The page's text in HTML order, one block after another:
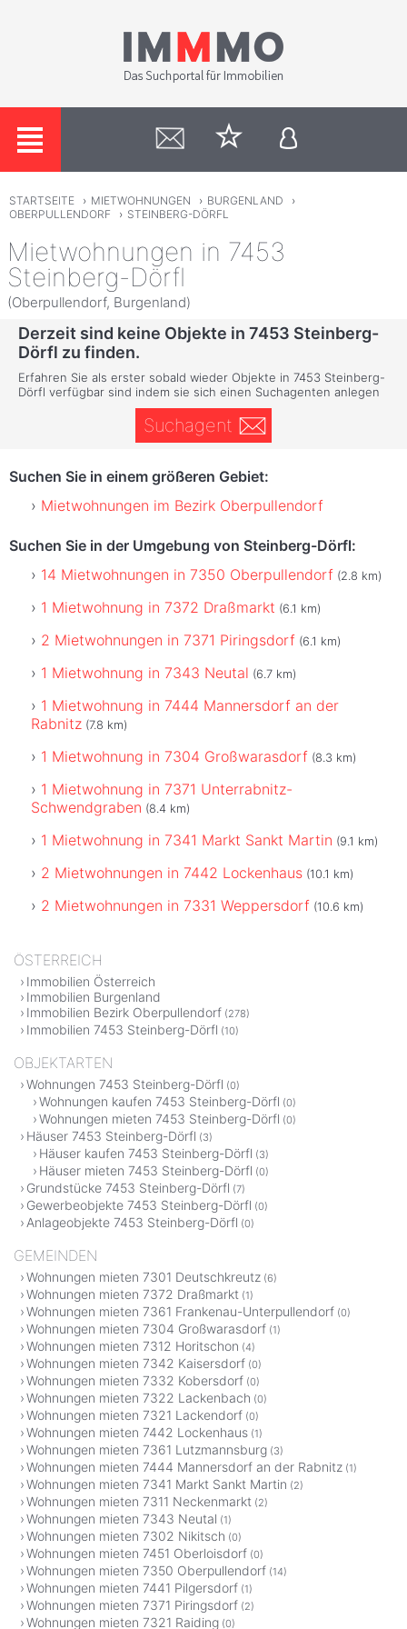
STARTSEITE › MIETWOHNUNGEN › BURGENLAND
›
OBERPULLENDORF
› STEINBERG-DÖRFL
Mietwohnungen in 7453
Steinberg-Dörfl
(Oberpullendorf, Burgenland)
Derzeit sind keine Objekte in 7453 Steinberg-
Dörfl zu finden.
Erfahren Sie als erster sobald wieder Objekte in 7453 Steinberg-
Dörfl verfügbar sind indem sie sich einen Suchagenten anlegen
Suchagent
Suchen Sie in einem größeren Gebiet:
Mietwohnungen im Bezirk Oberpullendorf
Suchen Sie in der Umgebung von Steinberg-Dörfl:
14 Mietwohnungen in 7350 Oberpullendorf (2.8 km)
1 Mietwohnung in 7372 Draßmarkt (6.1 km)
2 Mietwohnungen in 7371 Piringsdorf (6.1 km)
1 Mietwohnung in 7343 Neutal (6.7 km)
1 Mietwohnung in 7444 Mannersdorf an der
Rabnitz (7.8 km)
1 Mietwohnung in 7304 Großwarasdorf (8.3 km)
1 Mietwohnung in 7371 Unterrabnitz-
Schwendgraben (8.4 km)
1 Mietwohnung in 7341 Markt Sankt Martin (9.1 km)
2 Mietwohnungen in 7442 Lockenhaus (10.1 km)
2 Mietwohnungen in 7331 Weppersdorf (10.6 km)
ÖSTERREICH
Immobilien Österreich
Immobilien Burgenland
Immobilien Bezirk Oberpullendorf (278)
Immobilien 7453 Steinberg-Dörfl (10)
OBJEKTARTEN
Wohnungen 7453 Steinberg-Dörfl (0)
Wohnungen kaufen 7453 Steinberg-Dörfl (0)
Wohnungen mieten 7453 Steinberg-Dörfl (0)
Häuser 7453 Steinberg-Dörfl (3)
Häuser kaufen 7453 Steinberg-Dörfl (3)
Häuser mieten 7453 Steinberg-Dörfl (0)
Grundstücke 7453 Steinberg-Dörfl (7)
Gewerbeobjekte 7453 Steinberg-Dörfl (0)
Anlageobjekte 7453 Steinberg-Dörfl (0)
GEMEINDEN
Wohnungen mieten 7301 Deutschkreutz (6)
Wohnungen mieten 7372 Draßmarkt (1)
Wohnungen mieten 7361 Frankenau-Unterpullendorf (0)
Wohnungen mieten 7304 Großwarasdorf (1)
Wohnungen mieten 7312 Horitschon (4)
Wohnungen mieten 7342 Kaisersdorf (0)
Wohnungen mieten 7332 Kobersdorf (0)
Wohnungen mieten 7322 Lackenbach (0)
Wohnungen mieten 7321 Lackendorf (0)
Wohnungen mieten 7442 Lockenhaus (1)
Wohnungen mieten 7361 Lutzmannsburg (3)
Wohnungen mieten 7444 Mannersdorf an der Rabnitz (1)
Wohnungen mieten 7341 Markt Sankt Martin (2)
Wohnungen mieten 7311 Neckenmarkt (2)
Wohnungen mieten 7343 Neutal (1)
Wohnungen mieten 7302 Nikitsch (0)
Wohnungen mieten 7451 Oberloisdorf (0)
Wohnungen mieten 7350 Oberpullendorf (14)
Wohnungen mieten 7441 Pilgersdorf (1)
Wohnungen mieten 7371 Piringsdorf (2)
Wohnungen mieten 7321 Raiding (0)